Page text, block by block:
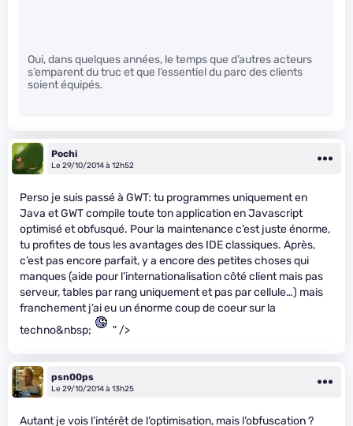
Oui, dans quelques années, le temps que d’autres acteurs
s’emparent du truc et que l’essentiel du parc des clients
soient équipés.
Pochi
Le 29/10/2014 à 12h52
Perso je suis passé à GWT: tu programmes uniquement en
Java et GWT compile toute ton application en Javascript
optimisé et obfusqué. Pour la maintenance c’est juste énorme,
tu profites de tous les avantages des IDE classiques. Après,
c’est pas encore parfait, y a encore des petites choses qui
manques (aide pour l’internationalisation côté client mais pas
serveur, tables par rang uniquement et pas par cellule…) mais
franchement j’ai eu un énorme coup de coeur sur la
techno&nbsp;
" />
psn00ps
Le 29/10/2014 à 13h25
Autant je vois l’intérêt de l’optimisation, mais l’obfuscation ?